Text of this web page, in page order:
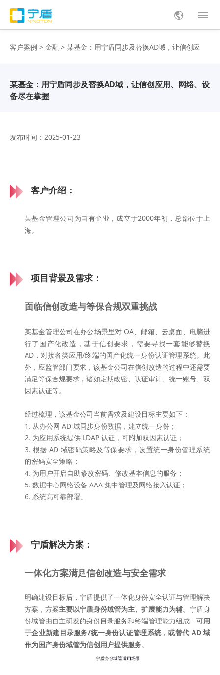
客户案例 > 金融 > 某基金：用宁盾同步及替换AD域，让信创应
用、网络、设备尽在掌握
某基金：用宁盾同步及替换AD域，让信创应用、网络、设
备尽在掌握
发布时间：2025-01-23
客户介绍：
某基金管理公司为国有企业，成立于2000年初，总部位于上
海。
项目背景及需求：
面临信创改造与等保合规双重挑战
某基金管理公司在办公场景里对 OA、邮箱、云桌面、电脑进
行了国产化改造，基于信创要求，需要寻找一套能够替换
AD，对接各类应用/终端的国产化统一身份认证管理系统。此
外，应监管部门要求，该基金公司在信创改造的过程中还需要
满足等保合规要求，诸如定期改密、认证审计、统一账号、双
因素认证等。
经过梳理，该基金公司当前需求及建设目标主要如下：
1. 从办公网 AD 域同步身份数据，建立统一身份；
2. 为应用系统提供 LDAP 认证，可附加双因素认证；
3. 根据 AD 域密码策略及等保要求，设置统一身份管理系统
的密码安全策略；
4. 为用户开启自助修改密码、修改基本信息的服务；
5. 数据中心网络设备 AAA 集中管理及网络接入认证；
6. 系统高可靠部署。
宁盾解决方案：
一体化方案满足信创改造与安全需求
明确建设目标后，宁盾提供了一体化身份安全认证与管理解决
方案，方案主要以宁盾身份域管为主、扩展能力为辅。 宁盾身
份域管由自主研发的身份目录服务和终端管理能力组成，可用
于企业新建目录服务/统一身份认证管理系统，或替代 AD 域
作为国产身份域管为信创用户提供服务。